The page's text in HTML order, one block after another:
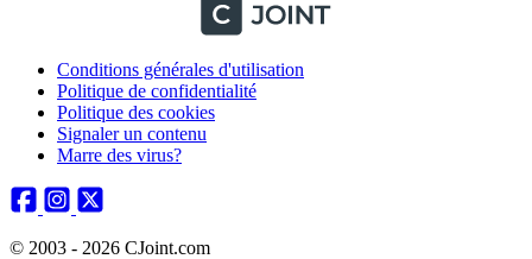
Conditions générales d'utilisation
Politique de confidentialité
Politique des cookies
Signaler un contenu
Marre des virus?
© 2003 - 2026 CJoint.com